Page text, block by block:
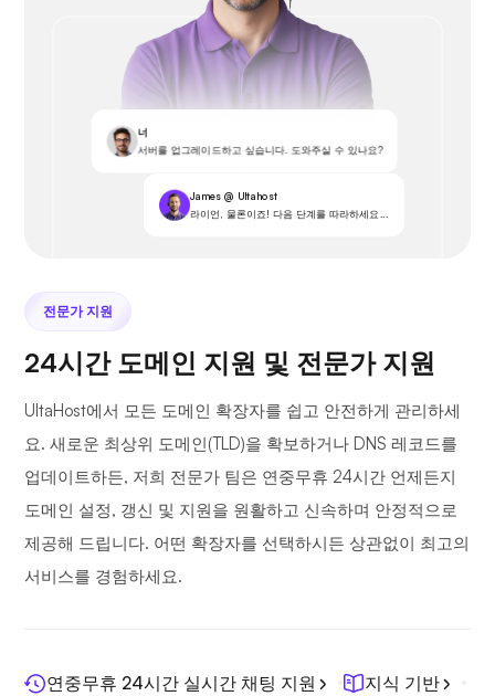
너
서버를 업그레이드하고 싶습니다. 도와주실 수 있나요?
James @ Ultahost
라이언, 물론이죠! 다음 단계를 따라하세요...
전문가 지원
24시간 도메인 지원 및 전문가 지원
UltaHost에서 모든 도메인 확장자를 쉽고 안전하게 관리하세
요. 새로운 최상위 도메인(TLD)을 확보하거나 DNS 레코드를
업데이트하든, 저희 전문가 팀은 연중무휴 24시간 언제든지
도메인 설정, 갱신 및 지원을 원활하고 신속하며 안정적으로
제공해 드립니다. 어떤 확장자를 선택하시든 상관없이 최고의
서비스를 경험하세요.
연중무휴 24시간 실시간 채팅 지원
지식 기반